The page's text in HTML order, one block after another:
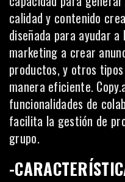
calidad y contenido
diseñada para ayudar
marketing a crear
productos, y otros
manera eficiente.
funcionalidades de
facilita la gestión de
grupo.
-